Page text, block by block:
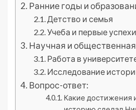
Ранние годы и
Детство и семья
Учеба и первые успехи
Научная и
Работа в
Исследование
Вопрос-ответ:
Какие достижения